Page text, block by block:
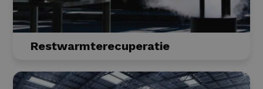
Restwarmterecuperatie